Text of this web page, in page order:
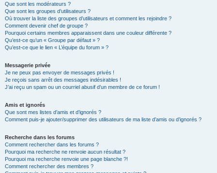
Que sont les modérateurs ?
Que sont les groupes d’utilisateurs ?
Où trouver la liste des groupes d’utilisateurs et comment les rejoindre ?
Comment devenir chef de groupe ?
Pourquoi certains membres apparaissent dans une couleur différente ?
Qu’est-ce qu’un « Groupe par défaut » ?
Qu’est-ce que le lien « L’équipe du forum » ?
Messagerie privée
Je ne peux pas envoyer de messages privés !
Je reçois sans arrêt des messages indésirables !
J’ai reçu un spam ou un courriel abusif d’un membre de ce forum !
Amis et ignorés
Que sont mes listes d’amis et d’ignorés ?
Comment puis-je ajouter/supprimer des utilisateurs de ma liste d’amis ou d’ignorés ?
Recherche dans les forums
Comment rechercher dans les forums ?
Pourquoi ma recherche ne renvoie aucun résultat ?
Pourquoi ma recherche renvoie une page blanche ?!
Comment rechercher des membres ?